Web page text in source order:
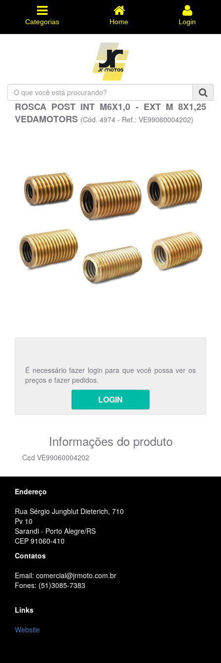
Categorias Home Login
O
que
você
está
ROSCA POST INT M6X1,0 - EXT M 8X1,25
VEDAMOTORS (Cód. 4974 - Ref.: VE99060004202)
É necessário fazer login para que você possa ver os
preços e fazer pedidos.
LOGIN
Informações do produto
C¢d VE99060004202
Endereço
Rua Sérgio Jungblut Dieterich, 710
Pv 10
Sarandi - Porto Alegre/RS
CEP 91060-410
Contatos
Email: comercial@jrmoto.com.br
Fones: (51)3085-7383
Links
Website